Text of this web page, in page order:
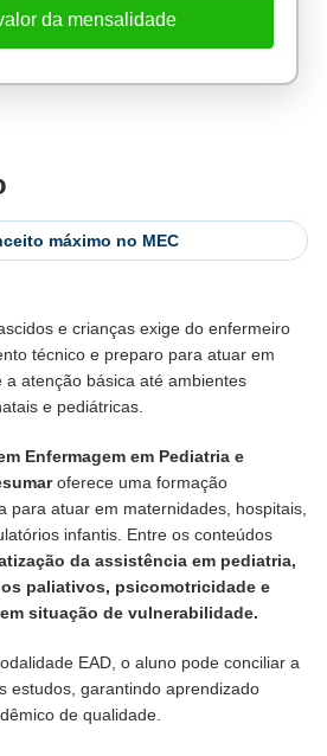
máximo no MEC
e crianças exige do enfermeiro
técnico e preparo para atuar em
atenção básica até ambientes
e pediátricas.
Enfermagem em Pediatria e
oferece uma formação
para atuar em maternidades, hospitais,
infantis. Entre os conteúdos
da assistência em pediatria,
paliativos, psicomotricidade e
situação de vulnerabilidade.
EAD, o aluno pode conciliar a
estudos, garantindo aprendizado
de qualidade.
de trabalho
da mensalidade